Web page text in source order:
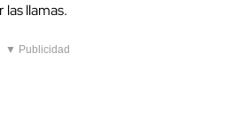
llamas.
▼ Publicidad